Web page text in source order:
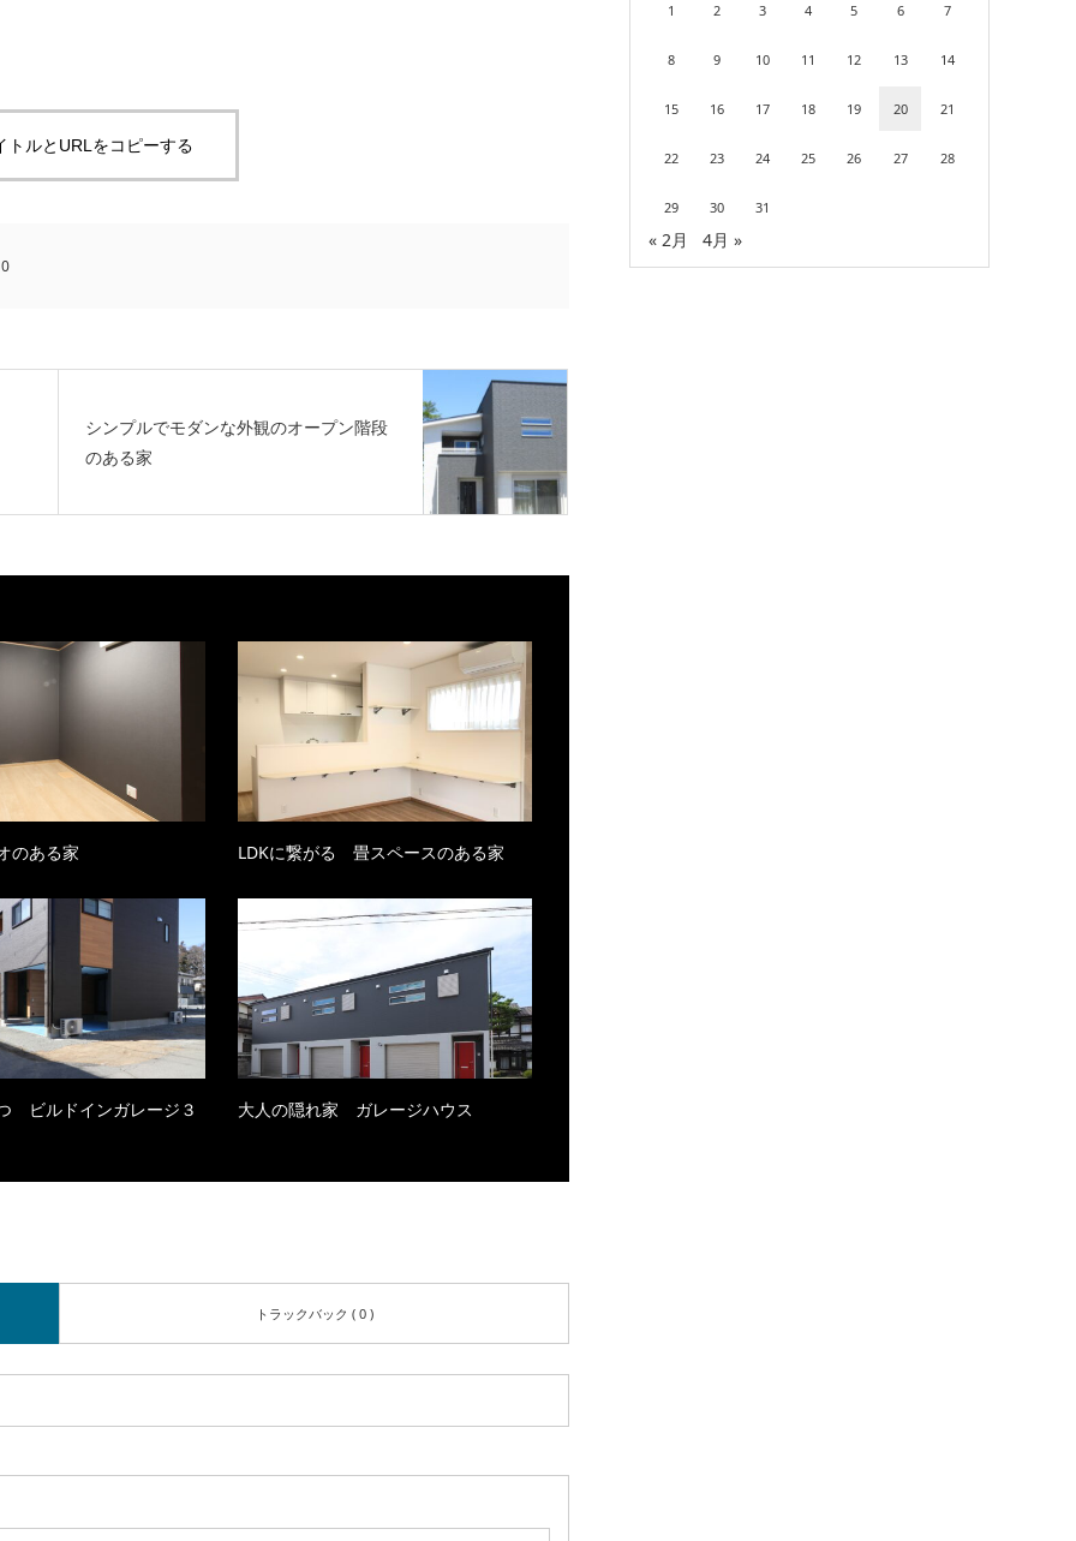
トルとURLをコピーする
0
シンプルでモダンな外観のオープン階段
のある家
のある家 LDKに繋がる 畳スペースのある家
ビルドインガレージ３ 大人の隠れ家 ガレージハウス
トラックバック ( 0 )
1 2 3 4 5 6 7
8 9 10 11 12 13 14
15 16 17 18 19 20 21
22 23 24 25 26 27 28
29 30 31
« 2月 4月 »